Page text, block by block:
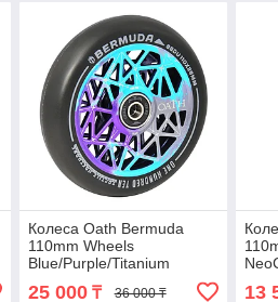
Колеса Oath Bermuda
110mm Wheels
Blue/Purple/Titanium
25 000₸ 36 000 ₸ 13